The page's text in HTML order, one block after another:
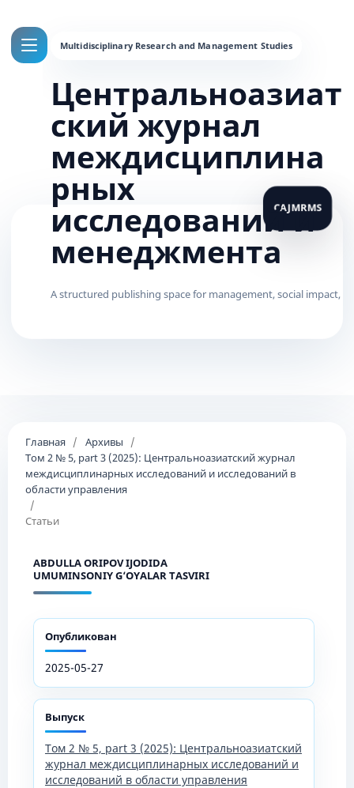
Центральноазиат
ский журнал
междисциплина
рных
исследований и
менеджмента
Главная / Архивы
/
Том 2 № 5, part 3 (2025): Центральноазиатский журнал
междисциплинарных исследований и исследований в
области управления
/
Статьи
ABDULLA ORIPOV IJODIDA
UMUMINSONIY G‘OYALAR TASVIRI
Опубликован
2025-05-27
Выпуск
Том 2 № 5, part 3 (2025): Центральноазиатский
журнал междисциплинарных исследований и
исследований в области управления